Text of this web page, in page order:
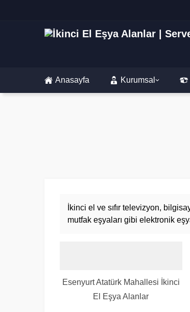
Anasayfa Kurumsal
İkinci el ve sıfır televizyon,
mutfak eşyaları gibi elektronik
Esenyurt Atatürk Mahallesi İkinci
El Eşya Alanlar